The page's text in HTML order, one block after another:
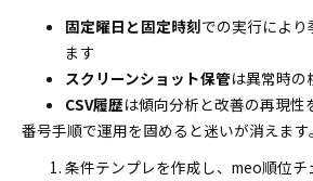
固定曜日と固定時刻での実行によ
ます
スクリーンショット保管は異常時の
CSV履歴は傾向分析と改善の再現性
番号手順で運用を固めると迷いが消えます。
条件テンプレを作成し、meo順位チ